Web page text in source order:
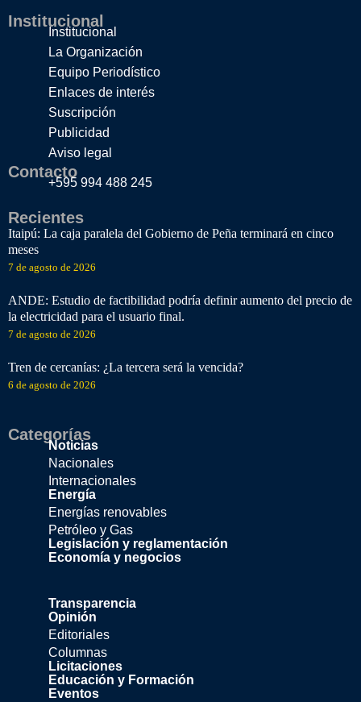
Institucional
Institucional
La Organización
Equipo Periodístico
Enlaces de interés
Suscripción
Publicidad
Aviso legal
Contacto
+595 994 488 245
Recientes
Itaipú: La caja paralela del Gobierno de Peña terminará en cinco
meses
7 de agosto de 2026
ANDE: Estudio de factibilidad podría definir aumento del precio de
la electricidad para el usuario final.
7 de agosto de 2026
Tren de cercanías: ¿La tercera será la vencida?
6 de agosto de 2026
Categorías
Noticias
Nacionales
Internacionales
Energía
Energías renovables
Petróleo y Gas
Legislación y reglamentación
Economía y negocios
Transparencia
Opinión
Editoriales
Columnas
Licitaciones
Educación y Formación
Eventos